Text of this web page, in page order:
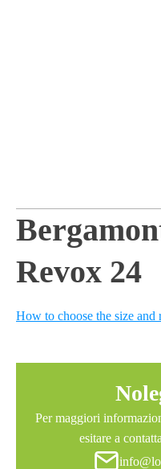
Revox 24
How to choose the size and
Per maggiori
esitare a